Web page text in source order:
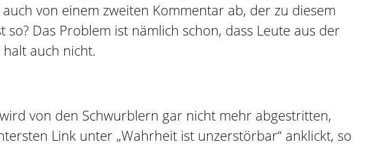
von einem zweiten Kommentar ab, der zu diesem
Das Problem ist nämlich schon, dass Leute aus der
auch nicht.
von den Schwurblern gar nicht mehr abgestritten,
Link unter „Wahrheit ist unzerstörbar“ anklickt, so